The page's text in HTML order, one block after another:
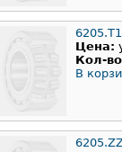
Цена:
Кол-
В